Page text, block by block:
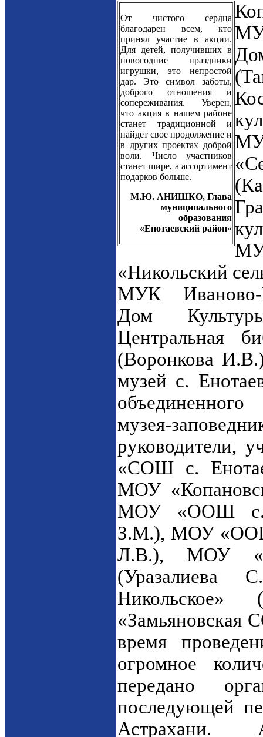
От чистого сердца
благодарен всем, кто
принял участие в акции.
Для детей, получивших в
новогодние праздники
игрушки, это непростой
дар. Это символ заботы,
доброго отношения и
сопереживания. Уверен,
что акция в нашем районе
станет традиционной и
найдет свое продолжение и
в других проектах доброй
воли. Число участников
станет шире, а ассортимент
подарков больше.
М.Ю. АНИШКО, Глава
муниципального
образования
«Енотаевский район»
МУ
«Никольский
МУК Иваново-
Дом
Центральная
(Воронкова
музей с.
объединенного
музея-
руководители,
«СОШ с.
МОУ
МОУ «ООШ с.
З.М.), МОУ «ООШ
Л.В.), МОУ
«Замьяновская
время
огромное
передано
последующей
Астрахани.